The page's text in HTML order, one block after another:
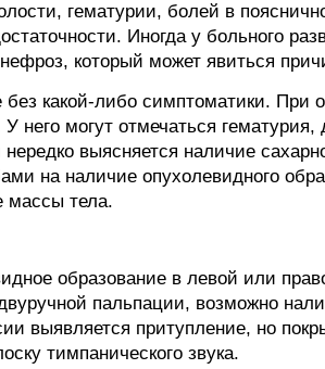
гематурии, болей в
Иногда у больного
который может явиться
какой-либо симптоматики. При
него могут отмечаться
выясняется наличие
на наличие опухолевидного
массы тела.
образование в левой или
пальпации, возможно
выявляется притупление, но
тимпанического звука.